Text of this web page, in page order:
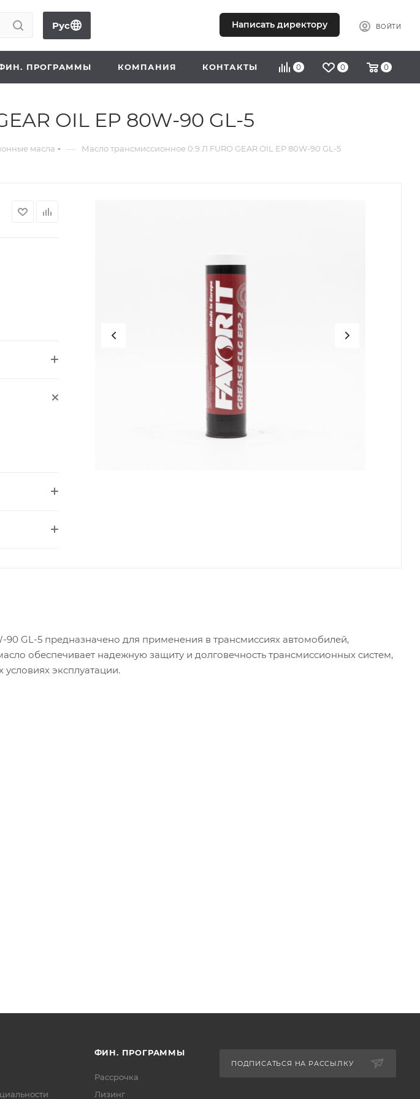
Рус Написать директору ВОЙТИ
0 0 0
ПРОГРАММЫ КОМПАНИЯ КОНТАКТЫ
OIL EP 80W-90 GL-5
масла — Масло трансмиссионное 0.9 Л FURO GEAR OIL EP 80W-90 GL-5
GL-5 предназначено для применения в трансмиссиях автомобилей,
обеспечивает надежную защиту и долговечность трансмиссионных систем,
эксплуатации.
ФИН. ПРОГРАММЫ
Рассрочка
Лизинг
ПОДПИСАТЬСЯ НА РАССЫЛКУ